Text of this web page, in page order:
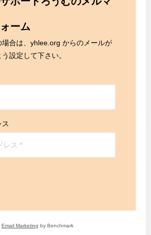
ーム
場合は、yhlee.org からのメールが
設定して下さい。
ス
Email Marketing by Benchmark